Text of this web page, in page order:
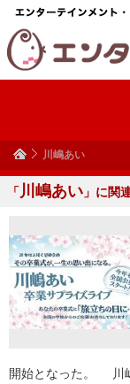
川嶋あい
「川嶋あい 」に関
開始となった。 川